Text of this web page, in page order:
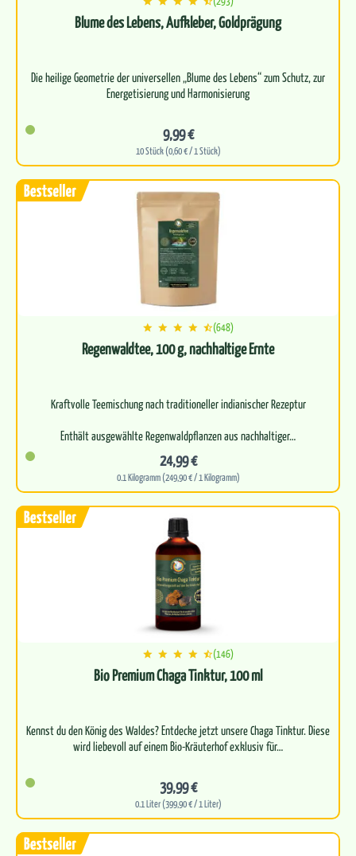
Blume des Lebens, Aufkleber, Goldprägung
Die heilige Geometrie der universellen „Blume des Lebens“ zum Schutz, zur
9,99 €
10 Stück (0,60 € / 1 Stück)
(648)
Regenwaldtee, 100 g, nachhaltige Ernte
Kraftvolle Teemischung nach traditioneller indianischer Rezeptur
Enthält ausgewählte Regenwaldpflanzen aus nachhaltiger…
24,99 €
0.1 Kilogramm (249,90 € / 1 Kilogramm)
(146)
Bio Premium Chaga Tinktur, 100 ml
Kennst du den König des Waldes? Entdecke jetzt unsere Chaga Tinktur. Diese
39,99 €
0.1 Liter (399,90 € / 1 Liter)